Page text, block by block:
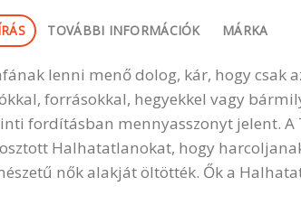
TOVÁBBI INFORMÁCIÓK MÁRKA
lenni menő dolog, kár, hogy csak
forrásokkal, hegyekkel vagy
fordításban mennyasszonyt jelent.
Halhatatlanokat, hogy
nők alakját öltötték. Ők a